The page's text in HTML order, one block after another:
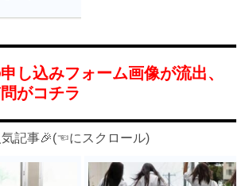
し込みフォーム画像が流出、
がコチラ
気記事🎉(☜にスクロール)